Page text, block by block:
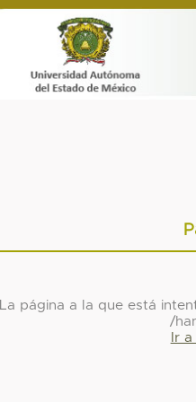
La página a la que está
/
Ir